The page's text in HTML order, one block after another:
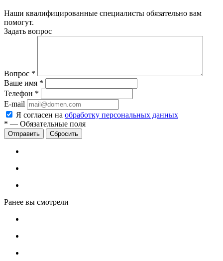
Наши квалифицированные специалисты обязательно вам
помогут.
Задать вопрос
Вопрос *
Ваше имя *
Телефон *
E-mail
Я согласен на обработку персональных данных
* — Обязательные поля
Сбросить
Ранее вы смотрели